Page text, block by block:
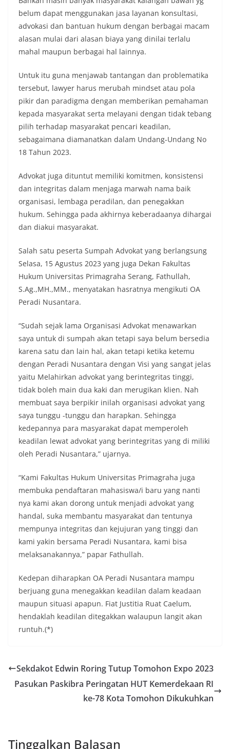
belum dapat menggunakan jasa layanan konsultasi,
advokasi dan bantuan hukum dengan berbagai macam
alasan mulai dari alasan biaya yang dinilai terlalu
mahal maupun berbagai hal lainnya.
Untuk itu guna menjawab tantangan dan problematika
tersebut, lawyer harus merubah mindset atau pola
pikir dan paradigma dengan memberikan pemahaman
kepada masyarakat serta melayani dengan tidak tebang
pilih terhadap masyarakat pencari keadilan,
sebagaimana diamanatkan dalam Undang-Undang No
18 Tahun 2023.
Advokat juga dituntut memiliki komitmen, konsistensi
dan integritas dalam menjaga marwah nama baik
organisasi, lembaga peradilan, dan penegakkan
hukum. Sehingga pada akhirnya keberadaanya dihargai
dan diakui masyarakat.
Salah satu peserta Sumpah Advokat yang berlangsung
Selasa, 15 Agustus 2023 yang juga Dekan Fakultas
Hukum Universitas Primagraha Serang, Fathullah,
S.Ag.,MH.,MM., menyatakan hasratnya mengikuti OA
Peradi Nusantara.
“Sudah sejak lama Organisasi Advokat menawarkan
saya untuk di sumpah akan tetapi saya belum bersedia
karena satu dan lain hal, akan tetapi ketika ketemu
dengan Peradi Nusantara dengan Visi yang sangat jelas
yaitu Melahirkan advokat yang berintegritas tinggi,
tidak boleh main dua kaki dan merugikan klien. Nah
membuat saya berpikir inilah organisasi advokat yang
saya tunggu -tunggu dan harapkan. Sehingga
kedepannya para masyarakat dapat memperoleh
keadilan lewat advokat yang berintegritas yang di miliki
oleh Peradi Nusantara,” ujarnya.
“Kami Fakultas Hukum Universitas Primagraha juga
membuka pendaftaran mahasiswa/i baru yang nanti
nya kami akan dorong untuk menjadi advokat yang
handal, suka membantu masyarakat dan tentunya
mempunya integritas dan kejujuran yang tinggi dan
kami yakin bersama Peradi Nusantara, kami bisa
melaksanakannya,” papar Fathullah.
Kedepan diharapkan OA Peradi Nusantara mampu
berjuang guna menegakkan keadilan dalam keadaan
maupun situasi apapun. Fiat Justitia Ruat Caelum,
hendaklah keadilan ditegakkan walaupun langit akan
runtuh.(*)
Sekdakot Edwin Roring Tutup Tomohon Expo 2023
Pasukan Paskibra Peringatan HUT Kemerdekaan RI
ke-78 Kota Tomohon Dikukuhkan
Tinggalkan Balasan